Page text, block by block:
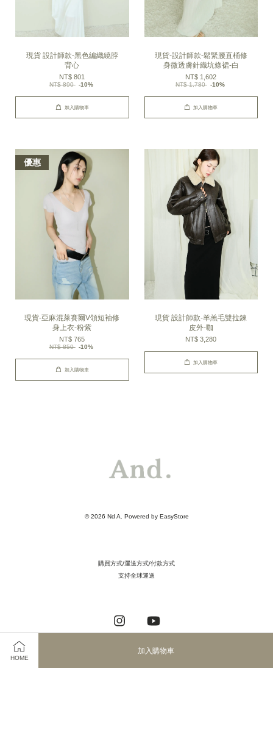
HOME
加入購物車
現貨 設計師款-黑色編織繞脖
背心
NT$ 801
NT$ 890 -10%
加入購物車
現貨-設計師款-鬆緊腰直桶修
身微透膚針織坑條裙-白
NT$ 1,602
NT$ 1,780 -10%
加入購物車
優惠
現貨-亞麻混萊賽爾V領短袖修
身上衣-粉紫
NT$ 765
NT$ 850 -10%
加入購物車
現貨 設計師款-羊羔毛雙拉鍊
皮外-咖
NT$ 3,280
加入購物車
© 2026 Nd A. Powered by EasyStore
購買方式/運送方式/付款方式
支持全球運送
Instagram